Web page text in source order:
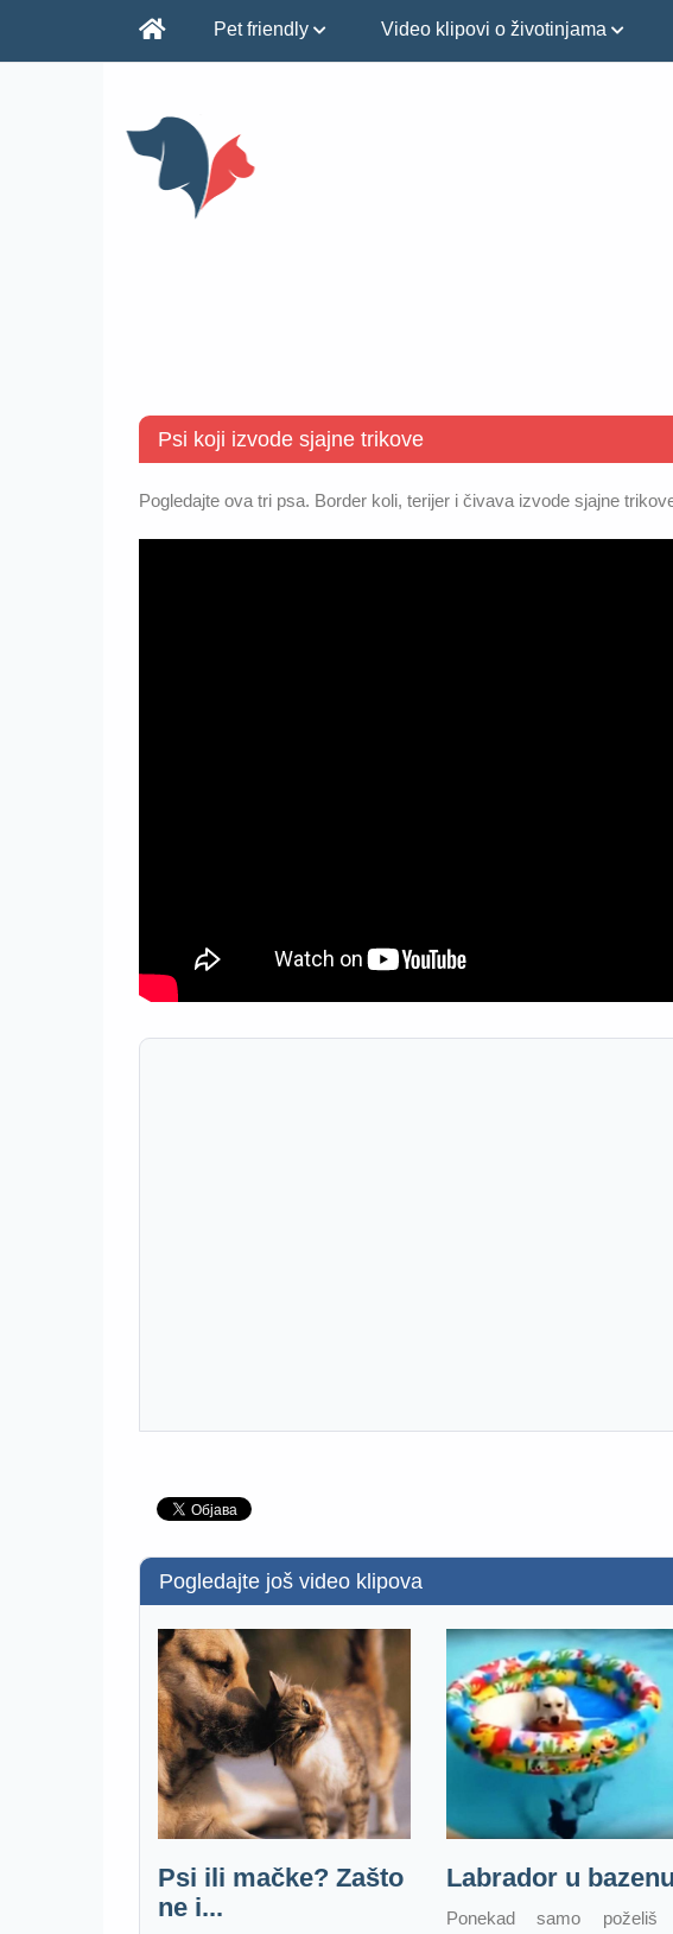
Pet friendly Video klipovi o životinjama
Psi koji izvode sjajne trikove
Pogledajte ova tri psa. Border koli, terijer i čivava izvode sjajne
Pogledajte još video klipova
Psi ili mačke? Zašto
ne i...
Labrador u bazenu
Ponekad samo poželiš